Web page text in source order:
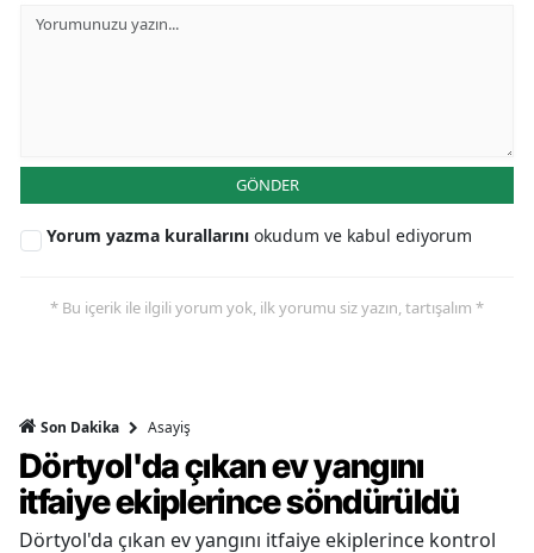
GÖNDER
Yorum yazma kurallarını okudum ve kabul ediyorum
* Bu içerik ile ilgili yorum yok, ilk yorumu siz yazın, tartışalım *
Son Dakika Asayiş
Dörtyol'da çıkan ev yangını
itfaiye ekiplerince söndürüldü
Dörtyol'da çıkan ev yangını itfaiye ekiplerince kontrol